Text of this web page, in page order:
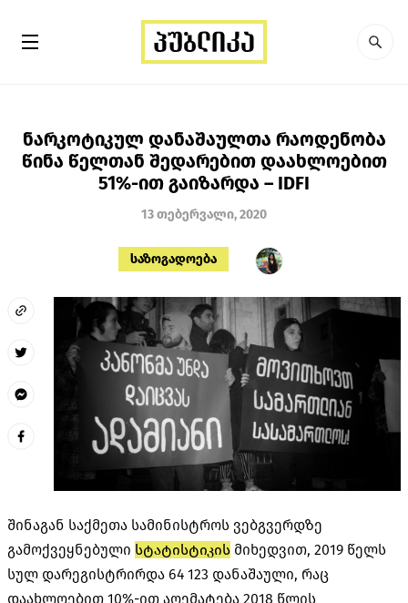
ნარკოტიკულ დანაშაულთა რაოდენობა
წინა წელთან შედარებით დაახლოებით
51%-ით გაიზარდა – IDFI
13 თებერვალი, 2020
საზოგადოება
შინაგან საქმეთა სამინისტროს ვებგვერდზე
გამოქვეყნებული სტატისტიკის მიხედვით, 2019 წელს
სულ დარეგისტრირდა 64 123 დანაშაული, რაც
დაახლოებით 10%-ით აღემატება 2018 წლის